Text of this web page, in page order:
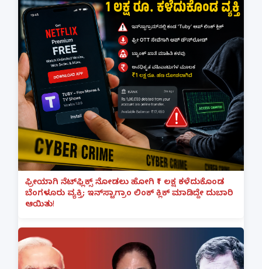
ಫ್ರೀಯಾಗಿ ನೆಟ್‌ಫ್ಲಿಕ್ಸ್ ನೋಡಲು ಹೋಗಿ ₹1 ಲಕ್ಷ ಕಳೆದುಕೊಂಡ
ಬೆಂಗಳೂರು ವ್ಯಕ್ತಿ; ಇನ್‌ಸ್ಟಾಗ್ರಾಂ ಲಿಂಕ್ ಕ್ಲಿಕ್ ಮಾಡಿದ್ದೇ ದುಬಾರಿ
ಆಯಿತು!